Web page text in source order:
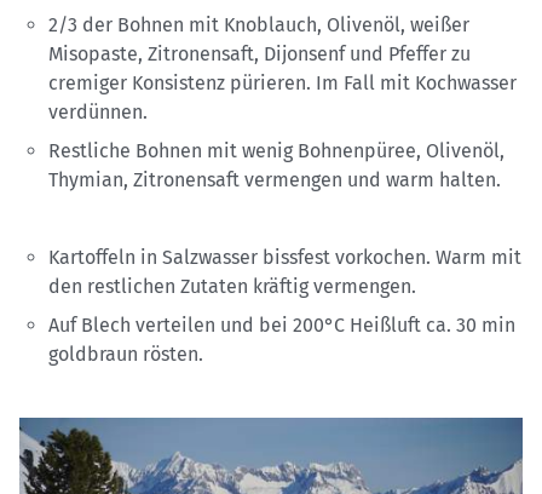
2/3 der Bohnen mit Knoblauch, Olivenöl, weißer
Misopaste, Zitronensaft, Dijonsenf und Pfeffer zu
cremiger Konsistenz pürieren. Im Fall mit Kochwasser
verdünnen.
Restliche Bohnen mit wenig Bohnenpüree, Olivenöl,
Thymian, Zitronensaft vermengen und warm halten.
Kartoffeln in Salzwasser bissfest vorkochen. Warm mit
den restlichen Zutaten kräftig vermengen.
Auf Blech verteilen und bei 200°C Heißluft ca. 30 min
goldbraun rösten.